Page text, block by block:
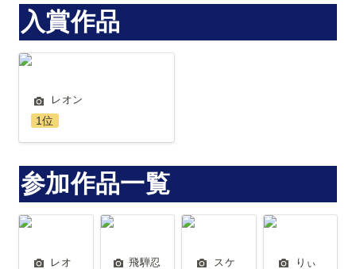
入賞作品
レオン
レオン
1位
参加作品一覧
レオン
レオ
飛騨忍者
飛騨忍
スケ
スケ
りぃ
りぃ